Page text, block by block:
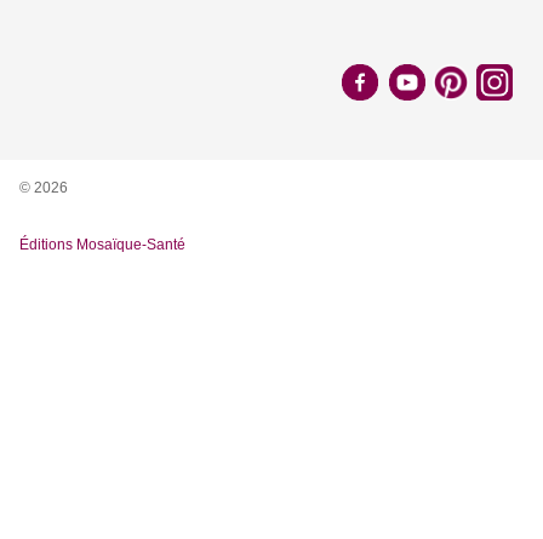
© 2026
Éditions Mosaïque-Santé